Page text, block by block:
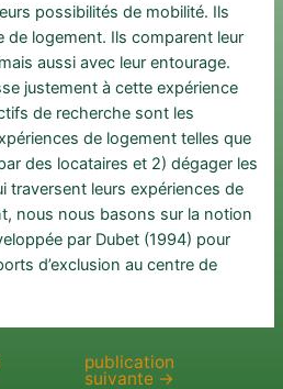
possibilités de mobilité. Ils
de logement. Ils comparent leur
aussi avec leur entourage.
justement à cette expérience
de recherche sont les
de logement telles que
des locataires et 2) dégager les
traversent leurs expériences de
nous nous basons sur la notion
par Dubet (1994) pour
d’exclusion au centre de
publication
suivante →